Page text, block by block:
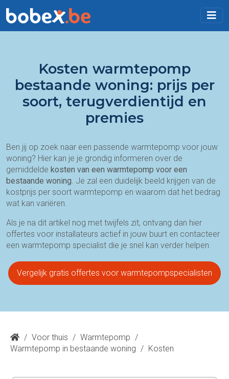
Kosten warmtepomp
bestaande woning: prijs per
soort, terugverdientijd en
premies
Ben jij op zoek naar een passende warmtepomp voor jouw
woning? Hier kan je je grondig informeren over de
gemiddelde kosten van een warmtepomp voor een
bestaande woning . Je zal een duidelijk beeld krijgen van de
kostprijs per soort warmtepomp en waarom dat het bedrag
wat kan variëren.
Als je na dit artikel nog met twijfels zit, ontvang dan hier
offertes voor installateurs actief in jouw buurt en contacteer
een warmtepomp specialist die je snel kan verder helpen.
Vergelijk gratis offertes voor warmtepompspecialisten
/ Voor thuis / Warmtepomp /
Warmtepomp in bestaande woning / Kosten